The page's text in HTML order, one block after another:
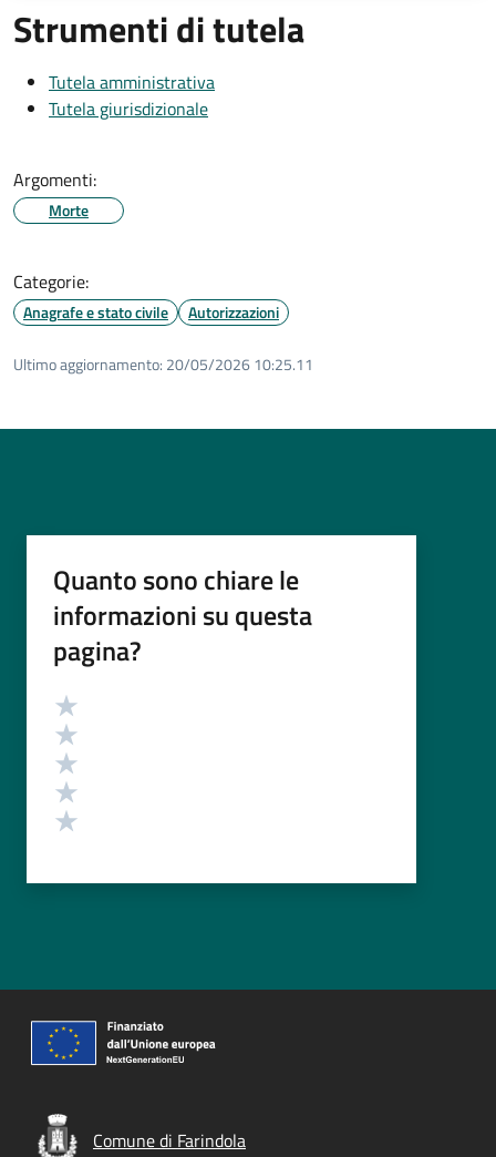
Strumenti di tutela
Tutela amministrativa
Tutela giurisdizionale
Argomenti:
Morte
Categorie:
Anagrafe e stato civile Autorizzazioni
Ultimo aggiornamento: 20/05/2026 10:25.11
Quanto sono chiare le
informazioni su questa
pagina?
Valutazione
Comune di Farindola